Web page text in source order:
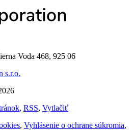
Voda 468, 925 06
s.r.o.
, RSS, Vytlačiť
, Vyhlásenie o ochrane súkromia,